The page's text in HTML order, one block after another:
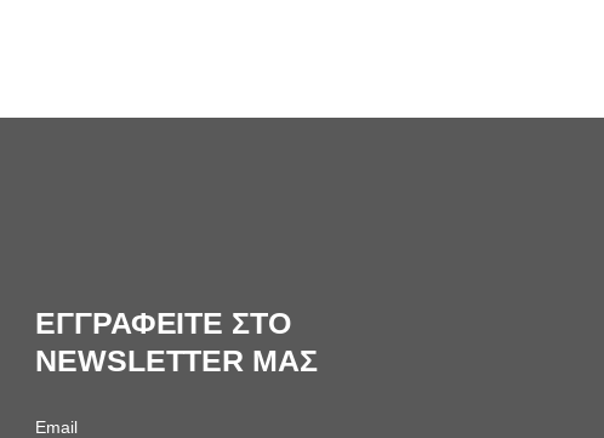
ΕΓΓΡΑΦΕΙΤΕ ΣΤΟ
NEWSLETTER ΜΑΣ
Email